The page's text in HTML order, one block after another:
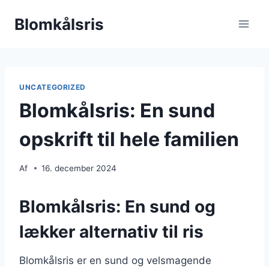
Blomkålsris
UNCATEGORIZED
Blomkålsris: En sund
opskrift til hele familien
Af 16. december 2024
Blomkålsris: En sund og
lækker alternativ til ris
Blomkålsris er en sund og velsmagende